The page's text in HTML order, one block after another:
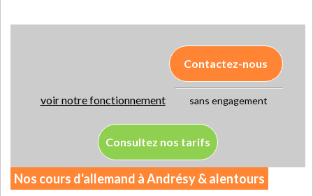
voir notre fonctionnement
Contactez-nous
sans engagement
Consultez nos tarifs
Nos cours d'allemand à Andrésy & alentours